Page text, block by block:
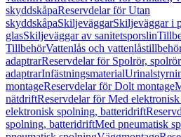
skyddskåpaReservdelar för Utan
skyddskåpaSkiljeväggarSkiljeväggar i
glasSkiljeväggar av sanitetsporslin
TillbehörVattenlås och
adaptrarReservdelar för Spolrör,
adaptrarInfästningsmaterial
montageReservdelar för Dolt montage
nätdriftReservdelar för Med
elektronisk spolning, batteridrift
spolning, batteridriftMed pneumatisk